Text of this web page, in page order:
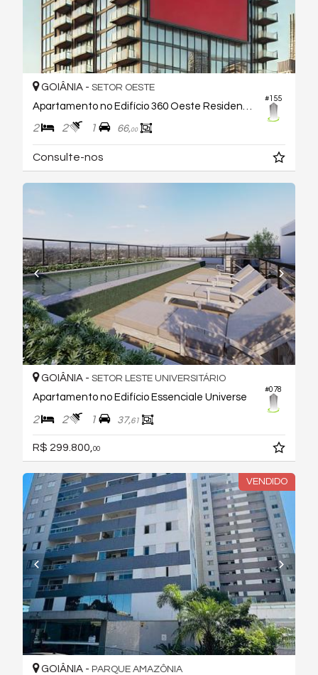
#155
GOIÂNIA - SETOR OESTE
2 2 1 66,00
Consulte-nos
#078
GOIÂNIA - SETOR LESTE UNIVERSITÁRIO
Apartamento no Edifício Essenciale Universe
2 2 1 37,61
R$ 299.800,00
VENDIDO
GOIÂNIA - PARQUE AMAZÔNIA